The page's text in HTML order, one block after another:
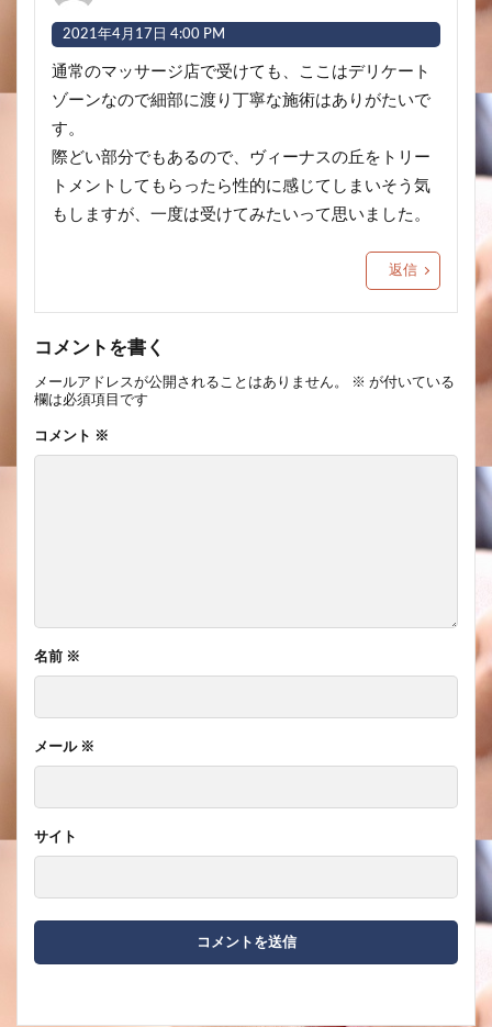
2021年4月17日 4:00 PM
通常のマッサージ店で受けても、ここはデリケート
ゾーンなので細部に渡り丁寧な施術はありがたいで
す。
際どい部分でもあるので、ヴィーナスの丘をトリー
トメントしてもらったら性的に感じてしまいそう気
もしますが、一度は受けてみたいって思いました。
返信
コメントを書く
メールアドレスが公開されることはありません。 ※ が付いている
欄は必須項目です
コメント ※
名前 ※
メール ※
サイト